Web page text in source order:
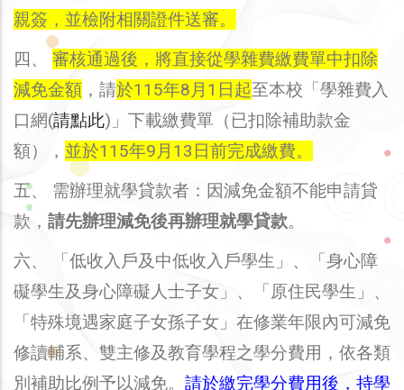
親簽，並檢附相關證件送審。
四、 審核通過後，將直接從學雜費繳費單中扣除
減免金額 ，請於115年8月1日起至本校「學雜費入
口網(請點此)」下載繳費單（已扣除補助款金
額）， 並於115年9月13日前完成繳費。
五、 需辦理就學貸款者：因減免金額不能申請貸
款， 請先辦理減免後再辦理就學貸款。
六、 「低收入戶及中低收入戶學生」、「身心障
礙學生及身心障礙人士子女」、「原住民學生」、
「特殊境遇家庭子女孫子女」在修業年限內可減免
修讀輔系、雙主修及教育學程之學分費用，依各類
別補助比例予以減免。 請於繳完學分費用後，持學